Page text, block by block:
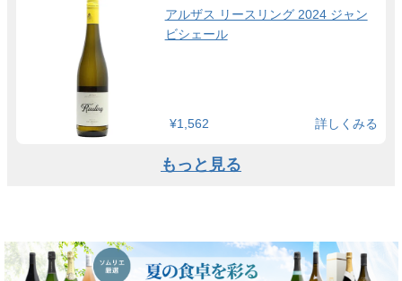
アルザス リースリング 2024 ジャン
ビシェール
¥1,562 詳しくみる
もっと見る